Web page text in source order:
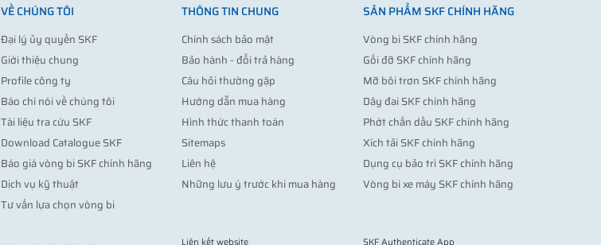
VỀ CHÚNG TÔI
Đại lý ủy quyền SKF
Giới thiệu chung
Profile công ty
Báo chí nói về chúng tôi
Tài liệu tra cứu SKF
Download Catalogue SKF
Báo giá vòng bi SKF chính hãng
Dịch vụ kỹ thuật
Tư vấn lựa chọn vòng bi
THÔNG TIN CHUNG
Chính sách bảo mật
Bảo hành - đổi trả hàng
Câu hỏi thường gặp
Hướng dẫn mua hàng
Hình thức thanh toán
Sitemaps
Liên hệ
Những lưu ý trước khi mua hàng
SẢN PHẨM SKF CHÍNH HÃNG
Vòng bi SKF chính hãng
Gối đỡ SKF chính hãng
Mỡ bôi trơn SKF chính hãng
Dây đai SKF chính hãng
Phớt chắn dầu SKF chính hãng
Xích tải SKF chính hãng
Dụng cụ bảo trì SKF chính hãng
Vòng bi xe máy SKF chính hãng